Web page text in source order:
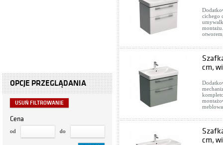
OPCJE PRZEGLĄDANIA
USUŃ FILTROWANIE
Cena
od do
cichego
cm,
cm,